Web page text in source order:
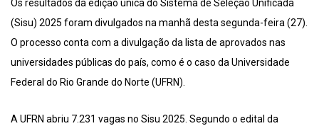
Os resultados da edição única do Sistema de Seleção Unificada
(Sisu) 2025 foram divulgados na manhã desta segunda-feira (27).
O processo conta com a divulgação da lista de aprovados nas
universidades públicas do país, como é o caso da Universidade
Federal do Rio Grande do Norte (UFRN).
A UFRN abriu 7.231 vagas no Sisu 2025. Segundo o edital da